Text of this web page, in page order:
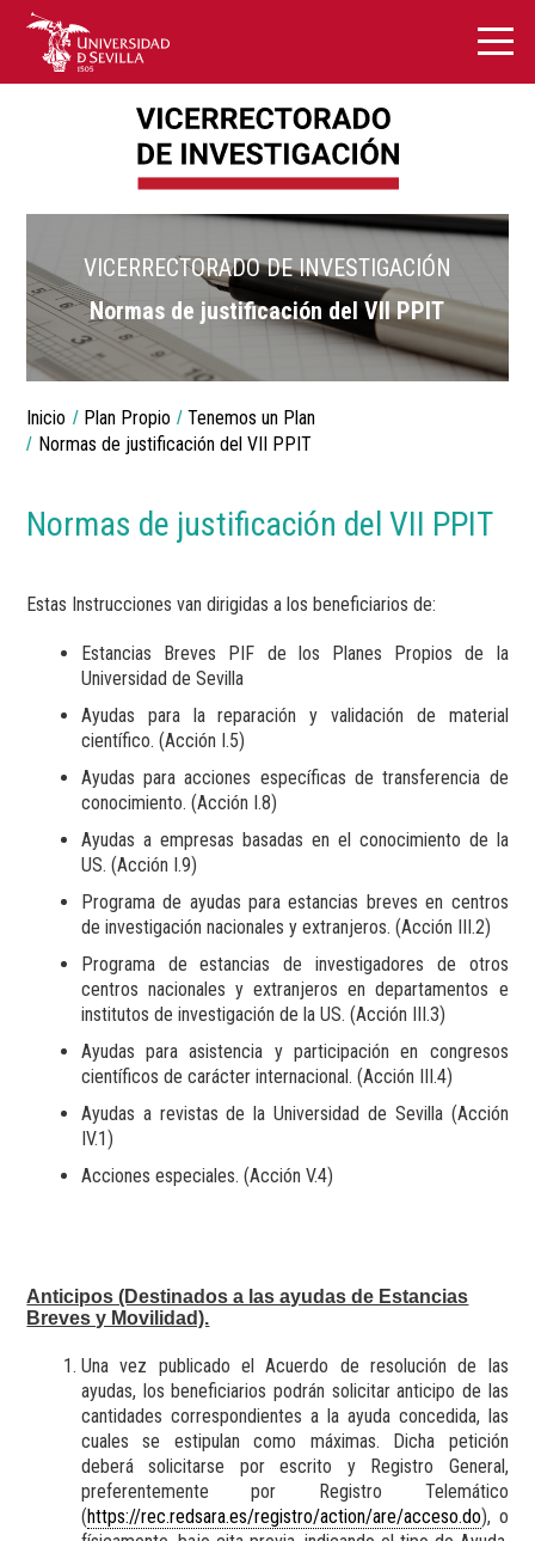
VICERRECTORADO DE INVESTIGACIÓN
Normas de justificación del VII PPIT
Breadcrumbs
You
are
Inicio Plan Propio
Tenemos un Plan
Normas de justificación del VII PPIT
Normas de justificación del VII PPIT
Estas Instrucciones van dirigidas a los beneficiarios de:
Estancias Breves PIF de los Planes Propios de la
Universidad de Sevilla
Ayudas para la reparación y validación de material
científico. (Acción I.5)
Ayudas para acciones específicas de transferencia de
conocimiento. (Acción I.8)
Ayudas a empresas basadas en el conocimiento de la
US. (Acción I.9)
Programa de ayudas para estancias breves en centros
de investigación nacionales y extranjeros. (Acción III.2)
Programa de estancias de investigadores de otros
centros nacionales y extranjeros en departamentos e
institutos de investigación de la US. (Acción III.3)
Ayudas para asistencia y participación en congresos
científicos de carácter internacional. (Acción III.4)
Ayudas a revistas de la Universidad de Sevilla (Acción
IV.1)
Acciones especiales. (Acción V.4)
Anticipos (Destinados a las ayudas de Estancias
Breves y Movilidad).
Una vez publicado el Acuerdo de resolución de las
ayudas, los beneficiarios podrán solicitar anticipo de las
cantidades correspondientes a la ayuda concedida, las
cuales se estipulan como máximas. Dicha petición
deberá solicitarse por escrito y Registro General,
preferentemente por Registro Telemático
(https://rec.redsara.es/registro/action/are/acceso.do), o